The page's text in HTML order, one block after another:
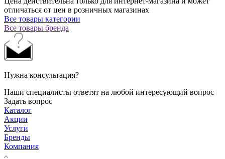
отличаться от цен в розничных магазинах
Все товары категории
Все товары бренда
Нужна консультация?
Наши специалисты ответят на любой интересующий вопрос
Задать вопрос
Каталог
Акции
Услуги
Бренды
Компания